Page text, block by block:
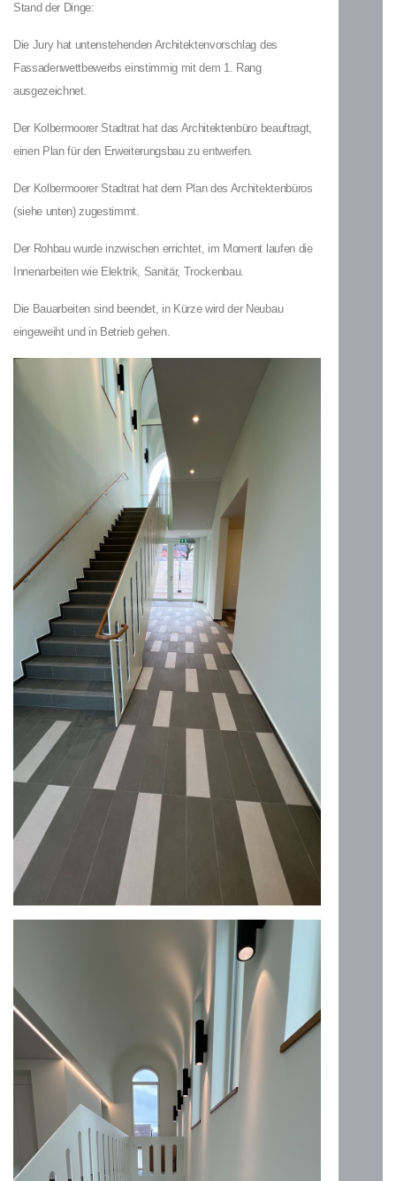
Stand der Dinge:
Die Jury hat untenstehenden Architektenvorschlag des
Fassadenwettbewerbs einstimmig mit dem 1. Rang
ausgezeichnet.
Der Kolbermoorer Stadtrat hat das Architektenbüro beauftragt,
einen Plan für den Erweiterungsbau zu entwerfen.
Der Kolbermoorer Stadtrat hat dem Plan des Architektenbüros
(siehe unten) zugestimmt.
Der Rohbau wurde inzwischen errichtet, im Moment laufen die
Innenarbeiten wie Elektrik, Sanitär, Trockenbau.
Die Bauarbeiten sind beendet, in Kürze wird der Neubau
eingeweiht und in Betrieb gehen.